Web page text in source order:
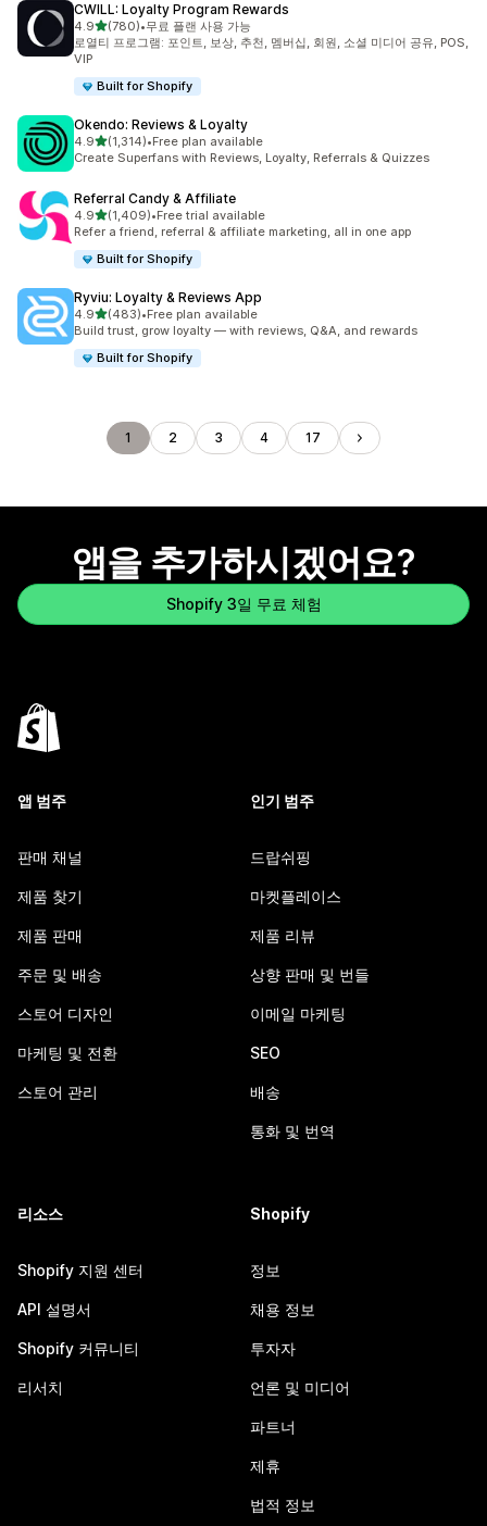
CWILL: Loyalty Program Rewards
4.9별 5개 중
(780)
총 리뷰 780개
•무료 플랜 사용 가능
로열티 프로그램: 포인트, 보상, 추천, 멤버십, 회원, 소셜 미디어 공유, POS,
VIP
Built for Shopify
Okendo: Reviews & Loyalty
4.9별 5개 중
(1,314)
총 리뷰 1314개
•Free plan available
Create Superfans with Reviews, Loyalty, Referrals & Quizzes
Referral Candy & Affiliate
4.9별 5개 중
(1,409)
총 리뷰 1409개
•Free trial available
Refer a friend, referral & affiliate marketing, all in one app
Built for Shopify
Ryviu: Loyalty & Reviews App
4.9별 5개 중
(483)
총 리뷰 483개
•Free plan available
Build trust, grow loyalty — with reviews, Q&A, and rewards
Built for Shopify
1 2 3 4 17
앱을 추가하시겠어요?
Shopify 3일 무료 체험
앱 범주
판매 채널
제품 찾기
제품 판매
주문 및 배송
스토어 디자인
마케팅 및 전환
스토어 관리
인기 범주
드랍쉬핑
마켓플레이스
제품 리뷰
상향 판매 및 번들
이메일 마케팅
SEO
배송
통화 및 번역
리소스
Shopify 지원 센터
API 설명서
Shopify 커뮤니티
리서치
Shopify
정보
채용 정보
투자자
언론 및 미디어
파트너
제휴
법적 정보